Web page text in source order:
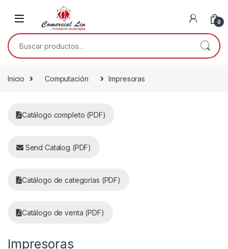
0
Inicio Computación Impresoras
Catálogo completo (PDF)
Send Catalog (PDF)
Catálogo de categorías (PDF)
Catálogo de venta (PDF)
Impresoras